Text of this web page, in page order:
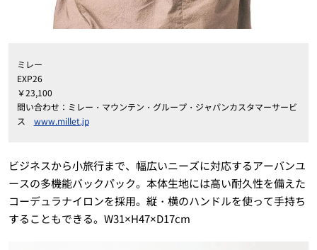
ミレー
EXP26
￥23,100
問い合わせ：ミレー・マウンテン・グループ・ジャパンカスタマーサービ
ス www.millet.jp
ビジネスから小旅行まで、幅広いニーズに対応するアーバンユ
ースの多機能バックパック。本体生地には高い耐久性を備えた
コーデュラナイロンを採用。縦・横のハンドルを使って手持ち
することもできる。W31×H47×D17cm